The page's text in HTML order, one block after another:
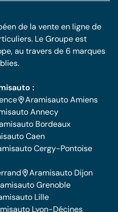
de la vente en ligne de
Le Groupe est
au travers de 6 marques
:
Aramisauto Amiens
Annecy
Bordeaux
Caen
Cergy-Pontoise
Aramisauto Dijon
Grenoble
Lille
Lyon-Décines